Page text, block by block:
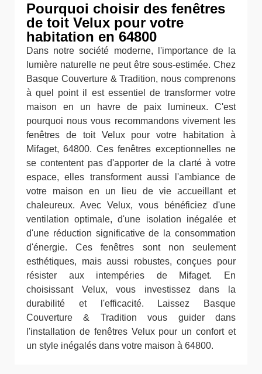
Pourquoi choisir des fenêtres
de toit Velux pour votre
habitation en 64800
Dans notre société moderne, l'importance de la
lumière naturelle ne peut être sous-estimée. Chez
Basque Couverture & Tradition, nous comprenons
à quel point il est essentiel de transformer votre
maison en un havre de paix lumineux. C'est
pourquoi nous vous recommandons vivement les
fenêtres de toit Velux pour votre habitation à
Mifaget, 64800. Ces fenêtres exceptionnelles ne
se contentent pas d'apporter de la clarté à votre
espace, elles transforment aussi l'ambiance de
votre maison en un lieu de vie accueillant et
chaleureux. Avec Velux, vous bénéficiez d'une
ventilation optimale, d'une isolation inégalée et
d'une réduction significative de la consommation
d'énergie. Ces fenêtres sont non seulement
esthétiques, mais aussi robustes, conçues pour
résister aux intempéries de Mifaget. En
choisissant Velux, vous investissez dans la
durabilité et l'efficacité. Laissez Basque
Couverture & Tradition vous guider dans
l'installation de fenêtres Velux pour un confort et
un style inégalés dans votre maison à 64800.